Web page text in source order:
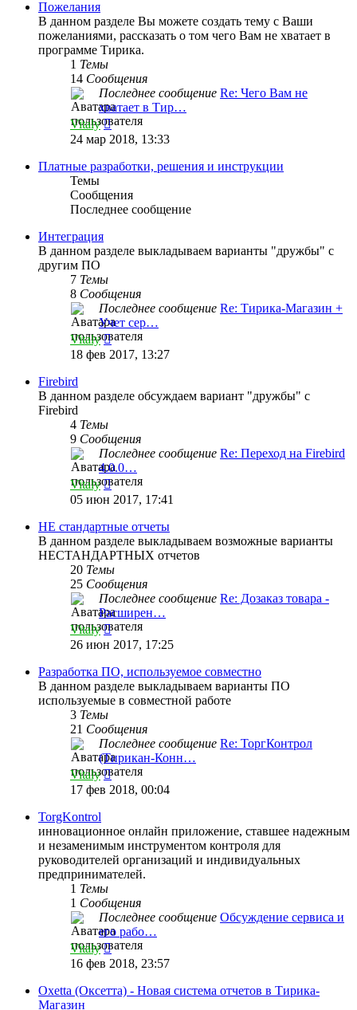
Пожелания
В данном разделе Вы можете создать тему с Ваши
пожеланиями, рассказать о том чего Вам не хватает в
программе Тирика.
1 Темы
14 Сообщения
Последнее сообщение Re: Чего Вам не
хватает в Тир…
Vitaly
Перейти
к
последнему
сообщению
24 мар 2018, 13:33
Платные разработки, решения и инструкции
Темы
Сообщения
Последнее сообщение
Интеграция
В данном разделе выкладываем варианты "дружбы" с
другим ПО
7 Темы
8 Сообщения
Последнее сообщение Re: Тирика-Магазин +
Учет сер…
Vitaly
Перейти
к
последнему
18 фев 2017, 13:27
Firebird
В данном разделе обсуждаем вариант "дружбы" с
Firebird
4 Темы
9 Сообщения
Последнее сообщение Re: Переход на Firebird
4.0.0…
Vitaly
Перейти
к
последнему
сообщению
05 июн 2017, 17:41
НЕ стандартные отчеты
В данном разделе выкладываем возможные варианты
НЕСТАНДАРТНЫХ отчетов
20 Темы
25 Сообщения
Последнее сообщение Re: Дозаказ товара -
Расширен…
Vitaly
Перейти
к
последнему
сообщению
26 июн 2017, 17:25
Разработка ПО, используемое совместно
В данном разделе выкладываем варианты ПО
используемые в совместной работе
3 Темы
21 Сообщения
Последнее сообщение Re: ТоргКонтрол
(Тирикан-Конн…
Vitaly
Перейти
к
последнему
17 фев 2018, 00:04
TorgKontrol
инновационное онлайн приложение, ставшее надежным
и незаменимым инструментом контроля для
руководителей организаций и индивидуальных
предпринимателей.
1 Темы
1 Сообщения
Последнее сообщение Обсуждение сервиса и
его рабо…
Vitaly
Перейти
к
последнему
сообщению
16 фев 2018, 23:57
Oxetta (Оксетта) - Новая система отчетов в Тирика-
Магазин